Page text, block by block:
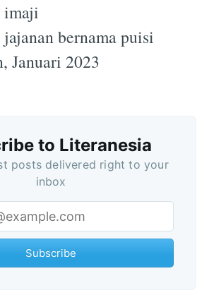
imaji
jajanan bernama puisi
Januari 2023
to Literanesia
posts delivered right to your
inbox
Subscribe